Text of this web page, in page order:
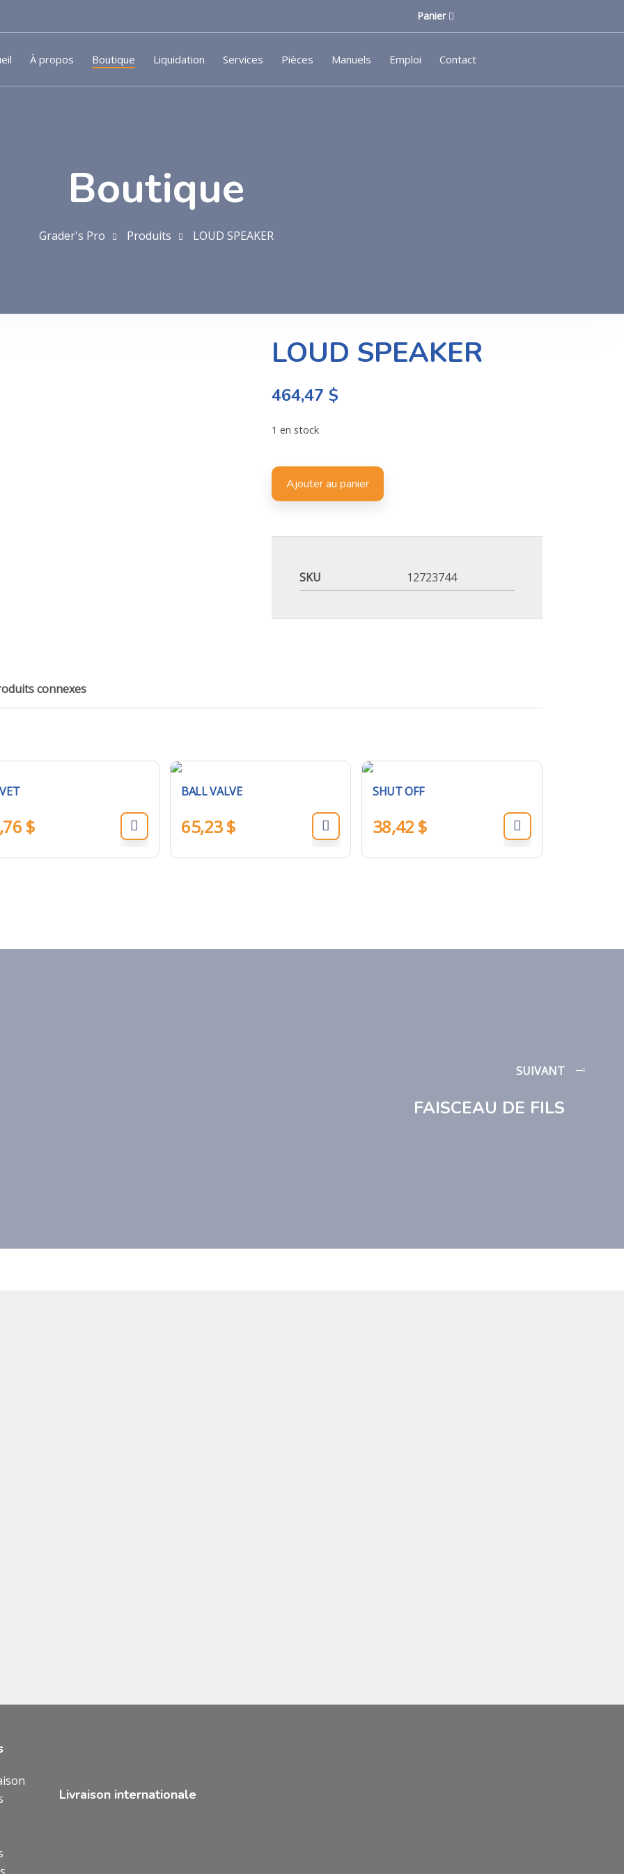
Panier
À propos Boutique Liquidation Services Pièces Manuels Emploi Contact
Boutique
Grader's Pro Produits LOUD SPEAKER
LOUD SPEAKER
464,47$
1 en stock
Ajouter au panier
SKU 12723744
connexes
$
BALL VALVE
65,23$
SHUT OFF
38,42 $
SUIVANT
FAISCEAU DE FILS
Livraison internationale